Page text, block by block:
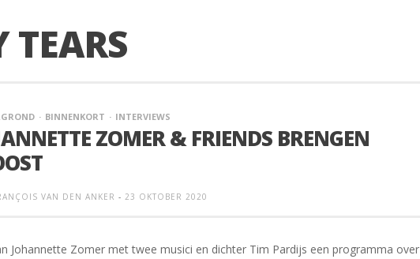
TEARS
BINNENKORT INTERVIEWS
ZOMER & FRIENDS BRENGEN
VAN DEN ANKER - 23 OKTOBER 2020
Johannette Zomer met twee musici en dichter Tim Pardijs een programma over